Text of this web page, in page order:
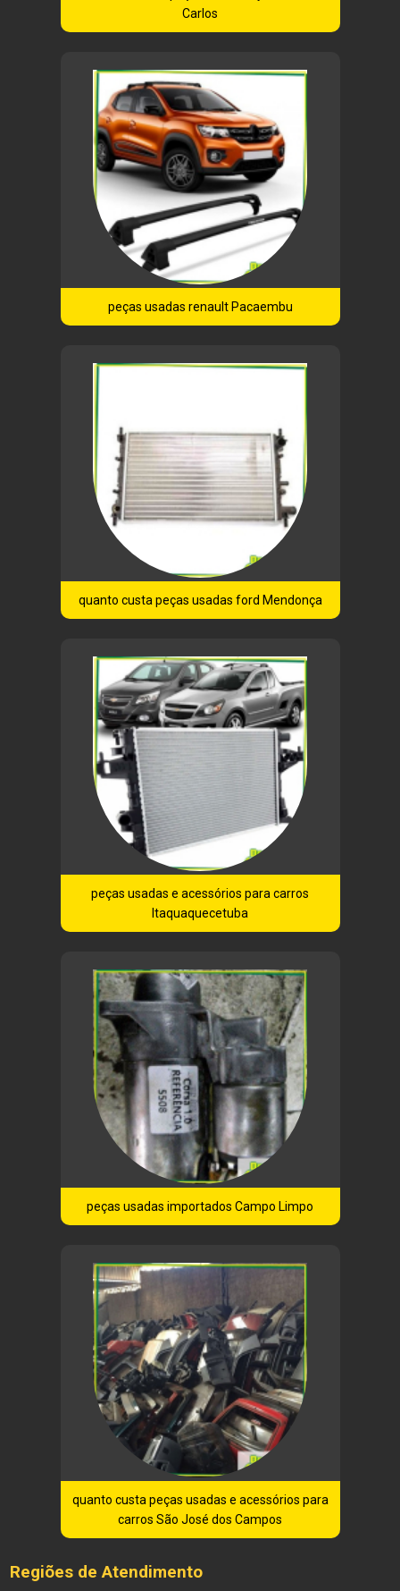
Carlos
peças usadas renault Pacaembu
quanto custa peças usadas ford Mendonça
peças usadas e acessórios para carros
Itaquaquecetuba
peças usadas importados Campo Limpo
quanto custa peças usadas e acessórios para
carros São José dos Campos
Regiões de Atendimento